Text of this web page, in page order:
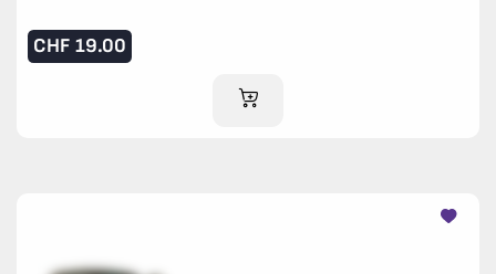
CHF 19.00
AJOUTER AU PANIER